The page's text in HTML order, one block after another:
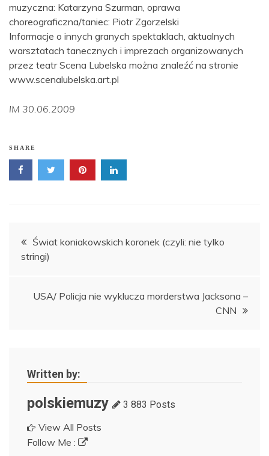
muzyczna: Katarzyna Szurman, oprawa
choreograficzna/taniec: Piotr Zgorzelski
Informacje o innych granych spektaklach, aktualnych
warsztatach tanecznych i imprezach organizowanych
przez teatr Scena Lubelska można znaleźć na stronie
www.scenalubelska.art.pl
IM 30.06.2009
SHARE
Nawigacja
wpisu
Świat koniakowskich koronek (czyli: nie tylko
stringi)
USA/ Policja nie wyklucza morderstwa Jacksona –
CNN
Written by:
polskiemuzy 3 883 Posts
View All Posts
Follow Me :